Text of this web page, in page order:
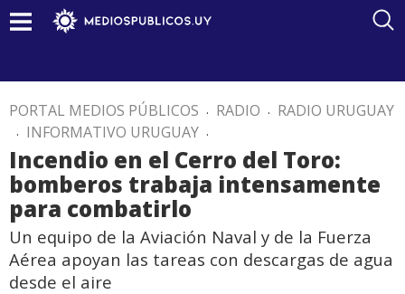
PORTAL MEDIOS PÚBLICOS . RADIO . RADIO URUGUAY
. INFORMATIVO URUGUAY .
Incendio en el Cerro del Toro:
bomberos trabaja intensamente
para combatirlo
Un equipo de la Aviación Naval y de la Fuerza
Aérea apoyan las tareas con descargas de agua
desde el aire